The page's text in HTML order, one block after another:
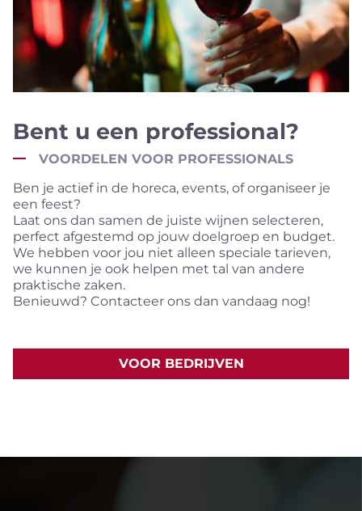
Bent u een professional?
VOORDELEN VOOR PROFESSIONALS
Ben je actief in de horeca, events, of organiseer je
een feest?
Laat ons dan samen de juiste wijnen selecteren,
perfect afgestemd op jouw doelgroep en budget.
We hebben voor jou niet alleen speciale tarieven,
we kunnen je ook helpen met tal van andere
praktische zaken.
Benieuwd? Contacteer ons dan vandaag nog!
VOOR BEDRIJVEN